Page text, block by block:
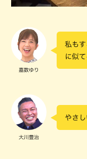
嘉数ゆり
私も
に似
大川豊治
やさ